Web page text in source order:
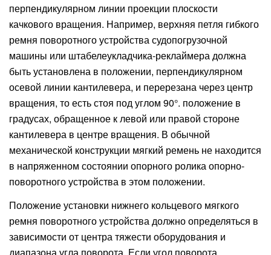
перпендикулярном линии проекции плоскости
качкового вращения. Например, верхняя петля гибкого
ремня поворотного устройства судопогрузочной
машины или штабелеукладчика-реклаймера должна
быть установлена ​​в положении, перпендикулярном
осевой линии кантилевера, и перерезана через центр
вращения, то есть стоя под углом 90°. положение в
градусах, обращенное к левой или правой стороне
кантилевера в центре вращения. В обычной
механической конструкции мягкий ремень не находится
в напряженном состоянии опорного ролика опорно-
поворотного устройства в этом положении.
Положение установки нижнего кольцевого мягкого
ремня поворотного устройства должно определяться в
зависимости от центра тяжести оборудования и